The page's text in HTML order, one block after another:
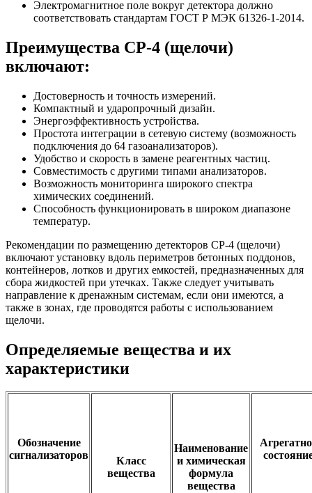
Электромагнитное поле вокруг детектора должно
соответствовать стандартам ГОСТ Р МЭК 61326-1-2014.
Преимущества СР-4 (щелочи)
включают:
Достоверность и точность измерений.
Компактный и ударопрочный дизайн.
Энергоэффективность устройства.
Простота интеграции в сетевую систему (возможность
подключения до 64 газоанализаторов).
Удобство и скорость в замене реагентных частиц.
Совместимость с другими типами анализаторов.
Возможность мониторинга широкого спектра
химических соединений.
Способность функционировать в широком диапазоне
температур.
Рекомендации по размещению детекторов СР-4 (щелочи)
включают установку вдоль периметров бетонных поддонов,
контейнеров, лотков и других емкостей, предназначенных для
сбора жидкостей при утечках. Также следует учитывать
направление к дренажным системам, если они имеются, а
также в зонах, где проводятся работы с использованием
щелочи.
Определяемые вещества и их
характеристики
Обозначение
сигнализаторов
Класс
вещества
Наименование
и химическая
формула
вещества